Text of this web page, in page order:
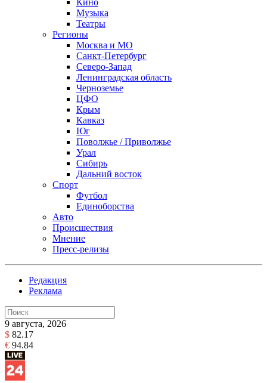
Кино
Музыка
Театры
Регионы
Москва и МО
Санкт-Петербург
Северо-Запад
Ленинградская область
Черноземье
ЦФО
Крым
Кавказ
Юг
Поволжье / Приволжье
Урал
Сибирь
Дальний восток
Спорт
Футбол
Единоборства
Авто
Происшествия
Мнение
Пресс-релизы
Редакция
Реклама
9 августа, 2026
$ 82.17
€ 94.84